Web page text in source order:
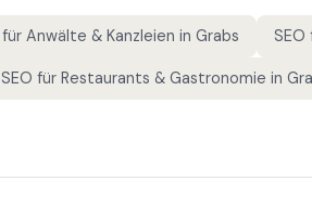
für Anwälte & Kanzleien in Grabs SEO
SEO für Restaurants & Gastronomie in